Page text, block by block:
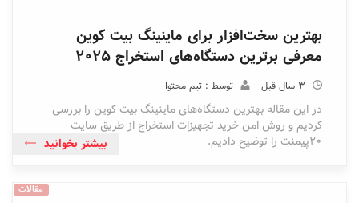
بهترین سخت‌افزار برای ماینینگ بیت کوین
معرفی برترین دستگاه‌های استخراج ۲۰۲۵
3 سال قبل توسط : تیم محتوا
در این مقاله بهترین دستگاه‌های ماینینگ بیت کوین را بررسی
کردیم و روش امن خرید تجهیزات استخراج از طریق سایت
20پیمنت را توضیح دادیم.
بیشتر بخوانید
مقالات